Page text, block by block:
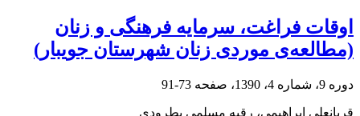
اوقات فراغت، سرمایه فرهنگی و زنان
(مطالعه‌ی موردی زنان شهرستان جویبار)
دوره 9، شماره 4، 1390، صفحه 73-91
قربانعلی ابراهیمی، رقیه مسلمی پطرودی